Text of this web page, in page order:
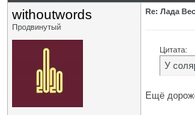
withoutwords
Продвинутый
Re: Лада
Цитата:
У
Ещё